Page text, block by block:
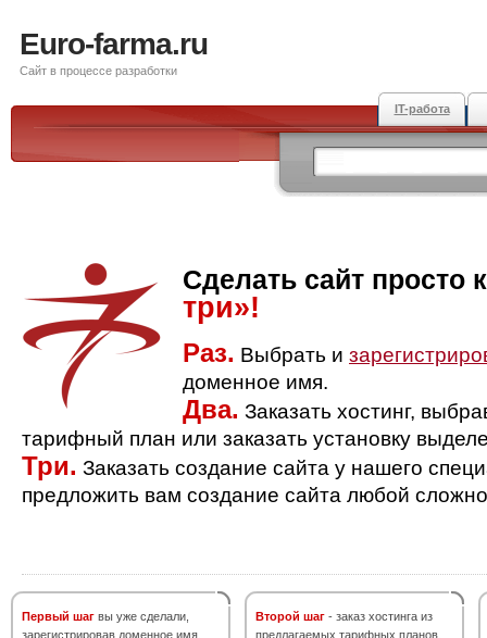
Euro-farma.ru
Сайт в процессе разработки
IT-работа
Сделать сайт просто
три»!
Раз. Выбрать и
доменное имя.
Два. Заказать хостинг,
тарифный план или заказать установку
Три. Заказать создание сайта у нашего
предложить вам создание сайта любой
Первый шаг вы уже сделали,
зарегистрировав доменное имя.
Второй шаг - заказ хостинга из
предлагаемых тарифных планов.